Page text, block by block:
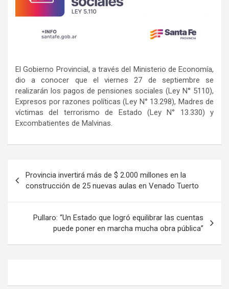
El Gobierno Provincial, a través del Ministerio de Economía,
dio a conocer que el viernes 27 de septiembre se
realizarán los pagos de pensiones sociales (Ley N° 5110),
Expresos por razones políticas (Ley N° 13.298), Madres de
víctimas del terrorismo de Estado (Ley N° 13.330) y
Excombatientes de Malvinas.
de
entradas
Provincia invertirá más de $ 2.000 millones en la
construcción de 25 nuevas aulas en Venado Tuerto
Pullaro: “Un Estado que logró equilibrar las cuentas
puede poner en marcha mucha obra pública”